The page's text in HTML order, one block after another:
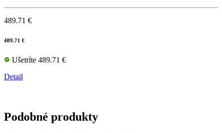
489.71 €
489.71 €
Ušetríte 489.71 €
Detail
Podobné produkty